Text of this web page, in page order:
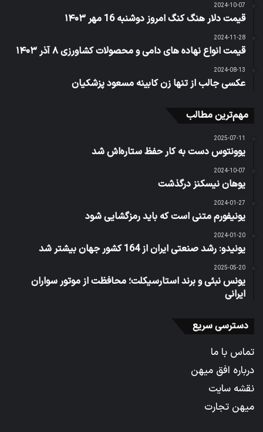
2024-10-07
قیمت دلار هنگ کنگ امروز دوشنبه 16 مهر ۱۴۰۳
2024-11-28
قیمت انواع نهاده های دامی و محصولات کشاورزی ۸ آذر ۱۴۰۳
2024-08-13
عکسی جالب از تنها زن کابینه مسعود پزشکیان
مهم‌ترین مطالب
2025-07-11
یوونتوس دست به کار حفظ ستاره‌اش شد
2024-10-07
یوهان نیسکنز درگذشت
2024-01-27
یونیفورم متنی است که باید رمزگشایی شود
2024-01-20
یونیدو: رشد صنعتی ایران از 164 کشور جهان بیشتر شد
2025-05-20
یونس نبئی و برند استارسیکلت؛ محافظت از موتور سواران
ایرانی
دسترسی سریع
تماس با ما
درباره افق میهن
نقشه سایت
میهن تجارت